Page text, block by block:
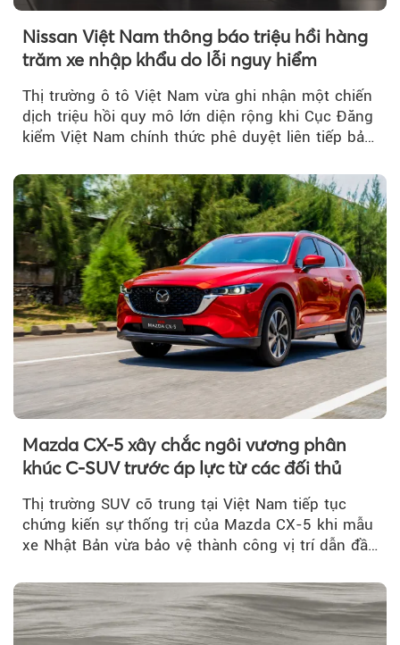
Nissan Việt Nam thông báo triệu hồi hàng
trăm xe nhập khẩu do lỗi nguy hiểm
Thị trường ô tô Việt Nam vừa ghi nhận một chiến
dịch triệu hồi quy mô lớn diện rộng khi Cục Đăng
kiểm Việt Nam chính thức phê duyệt liên tiếp bảy
Mazda CX-5 xây chắc ngôi vương phân
khúc C-SUV trước áp lực từ các đối thủ
Thị trường SUV cỡ trung tại Việt Nam tiếp tục
chứng kiến sự thống trị của Mazda CX-5 khi mẫu
xe Nhật Bản vừa bảo vệ thành công vị trí dẫn đầu